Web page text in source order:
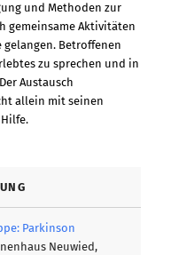
und Methoden zur
gemeinsame Aktivitäten
gelangen. Betroffenen
zu sprechen und in
Austausch
allein mit seinen
Parkinson
Neuwied,